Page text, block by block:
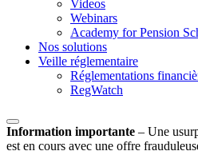
Videos
Webinars
Academy for Pension
Nos solutions
Veille réglementaire
Réglementations
RegWatch
Information importante – Une
est en cours avec une offre